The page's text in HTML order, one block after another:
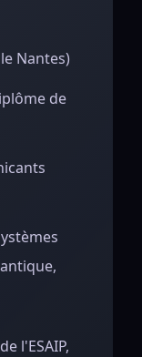
Nantes)
de
l'ESAIP,